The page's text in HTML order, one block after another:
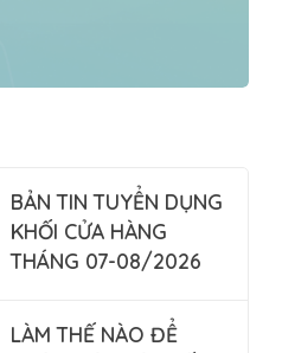
BẢN TIN TUYỂN DỤNG
KHỐI CỬA HÀNG
THÁNG 07-08/2026
LÀM THẾ NÀO ĐỂ